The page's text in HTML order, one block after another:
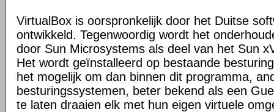
VirtualBox is oorspronkelijk door het Duitse
ontwikkeld. Tegenwoordig wordt het
door Sun Microsystems als deel van het Sun
Het wordt geïnstalleerd op bestaande
het mogelijk om dan binnen dit programma,
besturingssystemen, beter bekend als een
te laten draaien elk met hun eigen virtuele